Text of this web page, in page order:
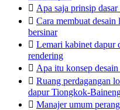
 Apa saja prinsip
 Cara membuat
bersinar
 Lemari kabinet dapur
rendering
 Apa itu konsep
 Ruang perdagangan
dapur Tiongkok-
 Manajer umum